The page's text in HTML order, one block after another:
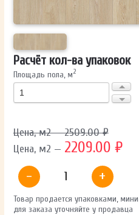
Ваши данные не будут
Расчёт кол-ва упаковок
Площадь пола, м2
Цена, м2 — 2509.00 ₽
Цена, м2 — 2209.00 ₽
-
+
Товар продается упаковками,
для заказа уточняйте у продавца